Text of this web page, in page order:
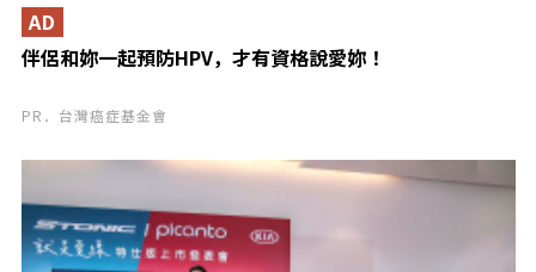
伴侶和妳一起預防HPV，才有資格說愛妳！
AD
PR．台灣癌症基金會